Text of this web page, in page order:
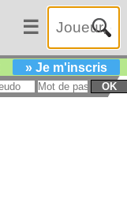
☰
» Je m'inscris
OK